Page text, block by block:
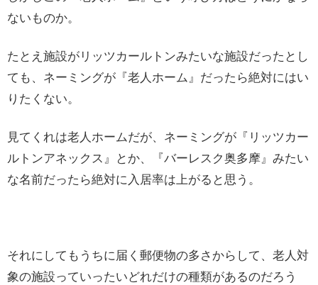
ないものか。
たとえ施設がリッツカールトンみたいな施設だったとし
ても、ネーミングが『老人ホーム』だったら絶対にはい
りたくない。
見てくれは老人ホームだが、ネーミングが『リッツカー
ルトンアネックス』とか、『バーレスク奥多摩』みたい
な名前だったら絶対に入居率は上がると思う。
それにしてもうちに届く郵便物の多さからして、老人対
象の施設っていったいどれだけの種類があるのだろう